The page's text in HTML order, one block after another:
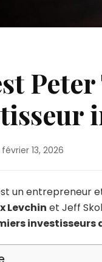
février 13, 2026
un entrepreneur
Levchin et Jeff
investisseurs